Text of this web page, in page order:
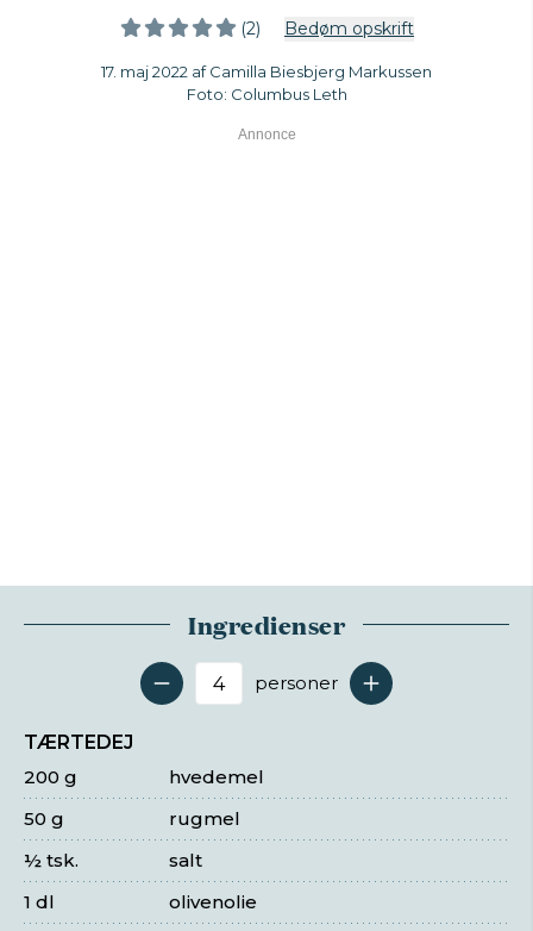
(2) Bedøm opskrift
17. maj 2022 af Camilla Biesbjerg Markussen
Foto: Columbus Leth
Ingredienser
Antal serveringer
personer
TÆRTEDEJ
hvedemel
200 g
rugmel
50 g
salt
½ tsk.
olivenolie
1 dl